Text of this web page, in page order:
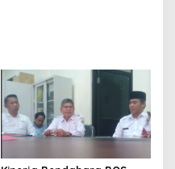
(PJU) Demi Keselamatan
Jalan dan Peningkatan
Ekonomi